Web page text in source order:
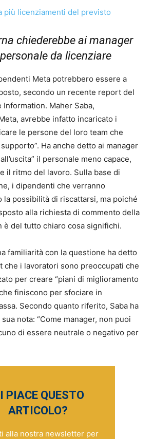
chiederebbe ai manager
da licenziare
Meta potrebbero essere a
secondo un recente report del
Information. Maher Saba,
avrebbe infatto incaricato i
le persone del loro team che
Ha anche detto ai manager
il personale meno capace,
il ritmo del lavoro. Sulla base di
i dipendenti che verranno
la possibilità di riscattarsi, ma poiché
alla richiesta di commento della
è del tutto chiaro cosa significhi.
familiarità con la questione ha detto
che i lavoratori sono preoccupati che
per creare “piani di miglioramento
finiscono per sfociare in
Secondo quanto riferito, Saba ha
nota: “Come manager, non puoi
di essere neutrale o negativo per
PIACE QUESTO
ARTICOLO?
alla nostra newsletter per